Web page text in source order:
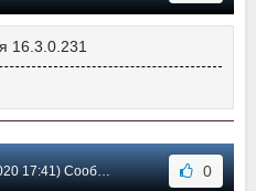
16.3.0.231
Сообщение #43 0